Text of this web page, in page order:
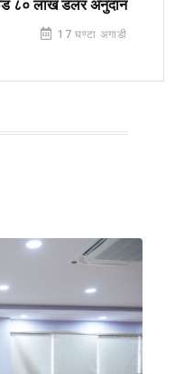
८० लाख डलर अनुदान
17 घण्टा अगाडी